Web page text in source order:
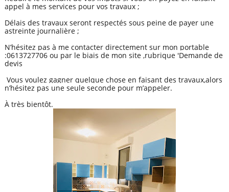
appel à mes services pour vos travaux ;
Délais des travaux seront respectés sous peine de payer une
astreinte journalière ;
N’hésitez pas à me contacter directement sur mon portable
:0613727706 ou par le biais de mon site ,rubrique 'Demande de
devis
Vous voulez gagner quelque chose en faisant des travaux,alors
n’hésitez pas une seule seconde pour m’appeler.
À très bientôt.